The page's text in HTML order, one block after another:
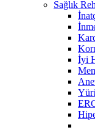
Sağlık
İyi